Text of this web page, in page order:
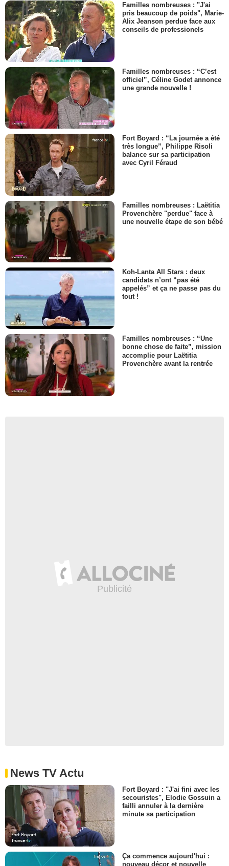
Familles nombreuses : "J'ai
pris beaucoup de poids", Marie-
Alix Jeanson perdue face aux
conseils de professionels
Familles nombreuses : “C’est
officiel”, Céline Godet annonce
une grande nouvelle !
Fort Boyard : “La journée a été
très longue”, Philippe Risoli
balance sur sa participation
avec Cyril Féraud
Familles nombreuses : Laëtitia
Provenchère "perdue" face à
une nouvelle étape de son bébé
Koh-Lanta All Stars : deux
candidats n’ont “pas été
appelés” et ça ne passe pas du
tout !
Familles nombreuses : “Une
bonne chose de faite”, mission
accomplie pour Laëtitia
Provenchère avant la rentrée
News TV Actu
Fort Boyard : "J'ai fini avec les
secouristes", Elodie Gossuin a
failli annuler à la dernière
minute sa participation
Ça commence aujourd'hui :
nouveau décor et nouvelle